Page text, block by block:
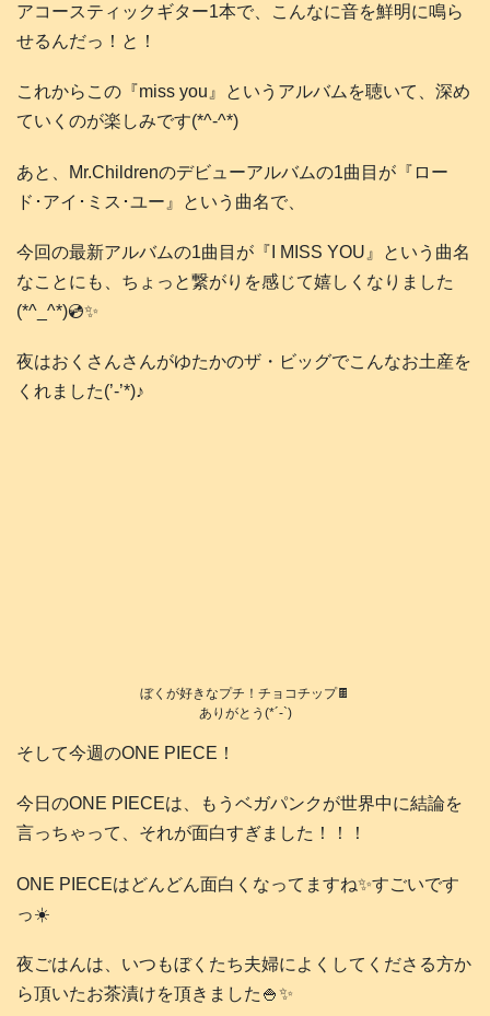
アコースティックギター1本で、こんなに音を鮮明に鳴ら
せるんだっ！と！
これからこの『miss you』というアルバムを聴いて、深め
ていくのが楽しみです(*^-^*)
あと、Mr.Childrenのデビューアルバムの1曲目が『ロー
ド･アイ･ミス･ユー』という曲名で、
今回の最新アルバムの1曲目が『I MISS YOU』という曲名
なことにも、ちょっと繋がりを感じて嬉しくなりました
(*^_^*)💿️✨
夜はおくさんさんがゆたかのザ・ビッグでこんなお土産を
くれました(’-’*)♪
ぼくが好きなプチ！チョコチップ🍫
ありがとう(*´-`)
そして今週のONE PIECE！
今日のONE PIECEは、もうベガパンクが世界中に結論を
言っちゃって、それが面白すぎました！！！
ONE PIECEはどんどん面白くなってますね✨すごいです
っ☀️
夜ごはんは、いつもぼくたち夫婦によくしてくださる方か
ら頂いたお茶漬けを頂きました🍚✨